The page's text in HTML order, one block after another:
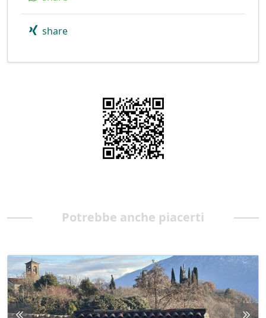
share
Potrebbe anche piacerti